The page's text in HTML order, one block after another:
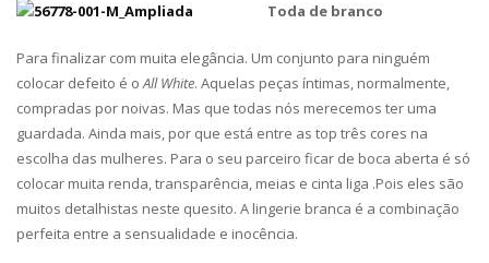
Toda de branco
Para finalizar com muita elegância. Um conjunto para ninguém
colocar defeito é oAll White. Aquelas peças íntimas, normalmente,
compradas por noivas. Mas que todas nós merecemos ter uma
guardada. Ainda mais, por que está entre as top três cores na
escolha das mulheres. Para o seu parceiro ficar de boca aberta é só
colocar muita renda, transparência, meias e cinta liga .Pois eles são
muitos detalhistas neste quesito. A lingerie branca é a combinação
perfeita entre a sensualidade e inocência.